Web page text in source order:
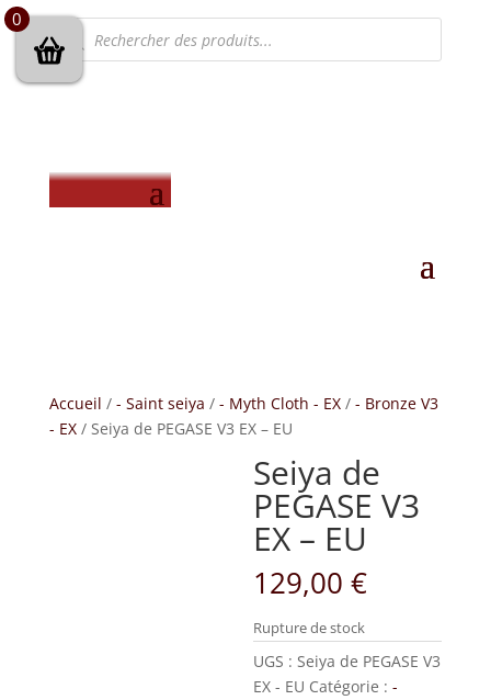
Recherche
de
produits
Accueil / - Saint seiya / - Myth Cloth - EX/ - Bronze V3
- EX/ Seiya de PEGASE V3 EX – EU
Seiya de
PEGASE V3
EX – EU
129,00€
Rupture de stock
UGS :Seiya de PEGASE V3
EX - EU Catégorie :-
0